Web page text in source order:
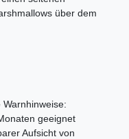
über dem
geeignet
Aufsicht von